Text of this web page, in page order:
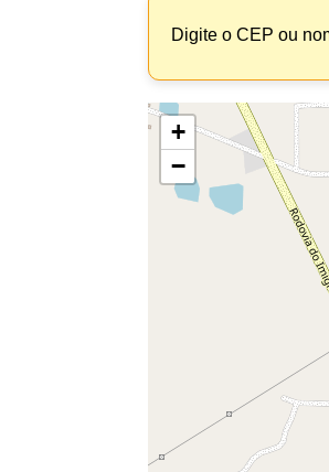
Digite o CEP ou
+
−